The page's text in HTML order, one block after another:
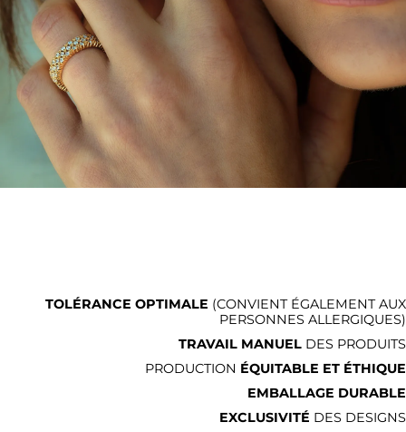
TOLÉRANCE OPTIMALE (CONVIENT ÉGALEMENT AUX
PERSONNES ALLERGIQUES)
TRAVAIL MANUEL DES PRODUITS
PRODUCTION ÉQUITABLE ET ÉTHIQUE
EMBALLAGE DURABLE
EXCLUSIVITÉ DES DESIGNS